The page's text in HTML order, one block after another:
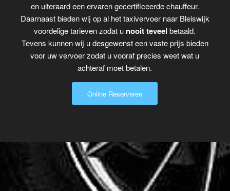
en uiteraard een ervaren gecertificeerde chauffeur.
Daarnaast bieden wij op al het taxivervoer naar Bleiswijk
voordelige tarieven zodat u nooit teveel betaald.
Tevens kunnen wij u desgewenst een vaste prijs bieden
voor uw vervoer zodat u vooraf precies weet wat u
achteraf moet betalen.
Online Reserveren